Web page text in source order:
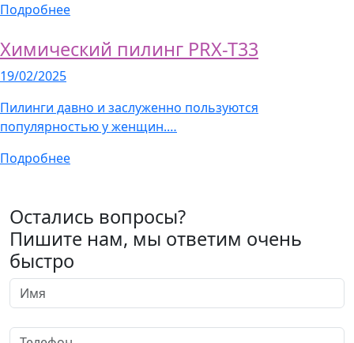
Подробнее
Химический пилинг PRX-T33
19/02/2025
Пилинги давно и заслуженно пользуются
популярностью у женщин.…
Подробнее
Остались вопросы?
Пишите нам, мы ответим очень
быстро